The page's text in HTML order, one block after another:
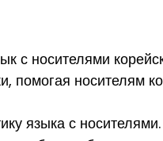
с носителями
помогая носителям
языка с